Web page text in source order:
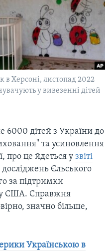
в Херсоні, листопад 2022
у вивезенні дітей
6000 дітей з України до
та усиновлення
про це йдеться у звіті
Єльського
за підтримки
США. Справжня
значно більше,
Українською в